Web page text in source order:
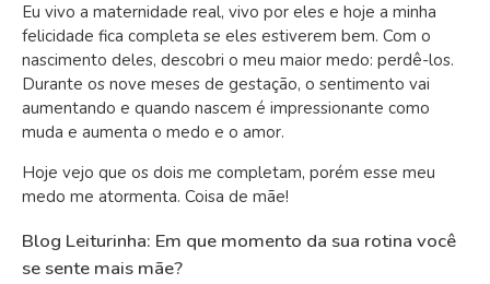
Eu vivo a maternidade real, vivo por eles e hoje a minha
felicidade fica completa se eles estiverem bem. Com o
nascimento deles, descobri o meu maior medo: perdê-los.
Durante os nove meses de gestação, o sentimento vai
aumentando e quando nascem é impressionante como
muda e aumenta o medo e o amor.
Hoje vejo que os dois me completam, porém esse meu
medo me atormenta. Coisa de mãe!
Blog Leiturinha: Em que momento da sua rotina você
se sente mais mãe?